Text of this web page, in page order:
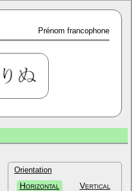
Prénom francophone
Orientation
Horizontal Vertical